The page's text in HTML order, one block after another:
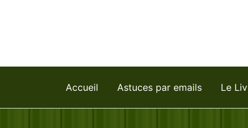
Accueil Astuces par emails Le